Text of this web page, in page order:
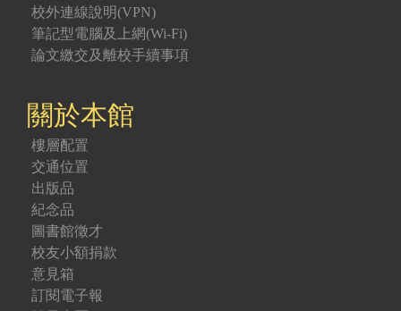
校外連線說明(VPN)
筆記型電腦及上網(Wi-Fi)
論文繳交及離校手續事項
關於本館
樓層配置
交通位置
出版品
紀念品
圖書館徵才
校友小額捐款
意見箱
訂閱電子報